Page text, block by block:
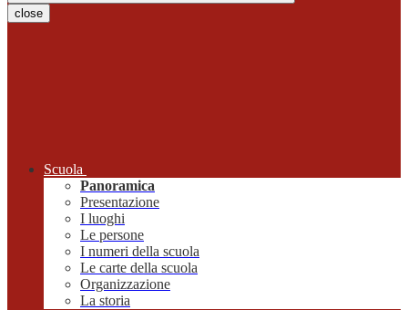
close
Scuola
Panoramica
Presentazione
I luoghi
Le persone
I numeri della scuola
Le carte della scuola
Organizzazione
La storia